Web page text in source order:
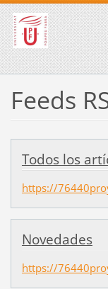
Feeds
Todos los
https://
Novedades
https://